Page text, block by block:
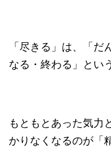
「尽きる」は、「だ
なる・終わる」とい
もともとあった気力
かりなくなるのが「